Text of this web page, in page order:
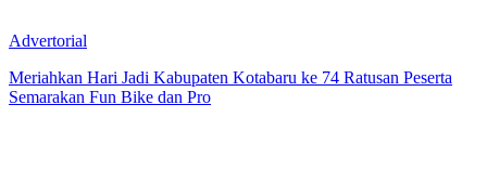
Advertorial
Meriahkan Hari Jadi Kabupaten Kotabaru ke 74 Ratusan Peserta
Semarakan Fun Bike dan Pro